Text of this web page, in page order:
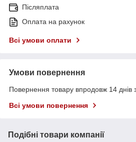
Післяплата
Оплата на рахунок
Всі умови оплати
Умови повернення
Повернення товару впродовж 14 днів
Всі умови повернення
Подібні товари компанії